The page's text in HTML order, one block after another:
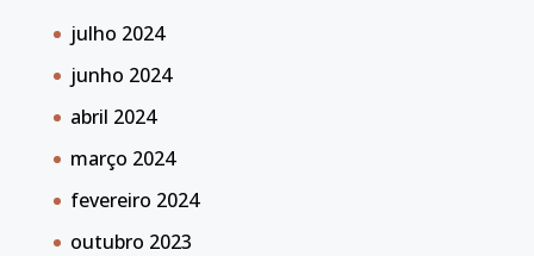
julho 2024
junho 2024
abril 2024
março 2024
fevereiro 2024
outubro 2023